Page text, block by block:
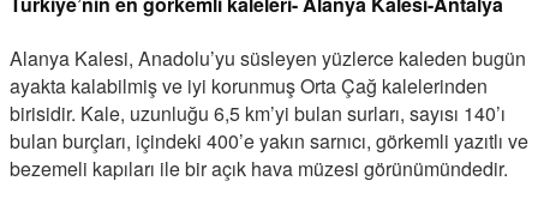
Alanya Kalesi, Anadolu’yu süsleyen yüzlerce kaleden bugün
ayakta kalabilmiş ve iyi korunmuş Orta Çağ kalelerinden
birisidir. Kale, uzunluğu 6,5 km’yi bulan surları, sayısı 140’ı
bulan burçları, içindeki 400’e yakın sarnıcı, görkemli yazıtlı ve
bezemeli kapıları ile bir açık hava müzesi görünümündedir.